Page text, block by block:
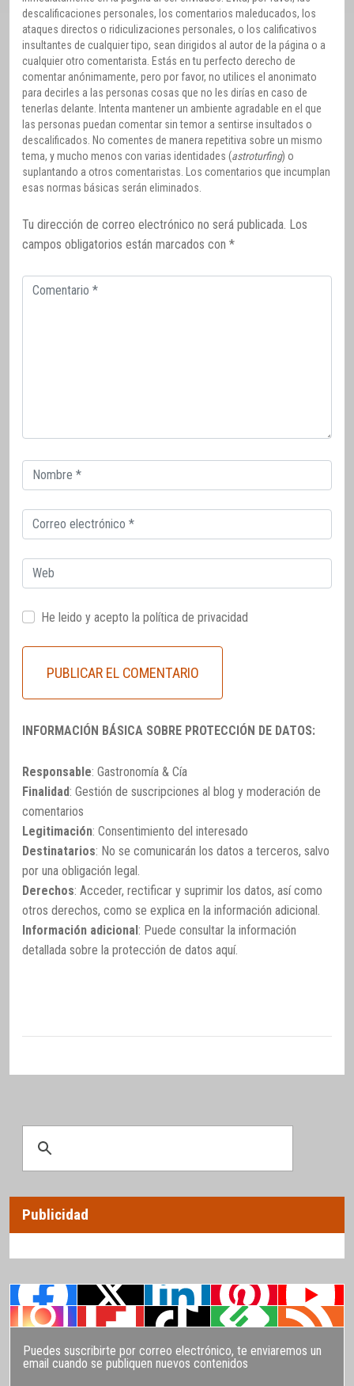
descalificaciones personales, los comentarios maleducados, los
ataques directos o ridiculizaciones personales, o los calificativos
insultantes de cualquier tipo, sean dirigidos al autor de la página o a
cualquier otro comentarista. Estás en tu perfecto derecho de
comentar anónimamente, pero por favor, no utilices el anonimato
para decirles a las personas cosas que no les dirías en caso de
tenerlas delante. Intenta mantener un ambiente agradable en el que
las personas puedan comentar sin temor a sentirse insultados o
descalificados. No comentes de manera repetitiva sobre un mismo
tema, y mucho menos con varias identidades (astroturfing) o
suplantando a otros comentaristas. Los comentarios que incumplan
esas normas básicas serán eliminados.
Tu dirección de correo electrónico no será publicada. Los
campos obligatorios están marcados con *
Comentario
Correo
electrónico
Correo
electrónico
Web
He leido y acepto la política de privacidad
INFORMACIÓN BÁSICA SOBRE PROTECCIÓN DE DATOS:
Responsable: Gastronomía & Cía
Finalidad: Gestión de suscripciones al blog y moderación de
comentarios
Legitimación: Consentimiento del interesado
Destinatarios: No se comunicarán los datos a terceros, salvo
por una obligación legal.
Derechos: Acceder, rectificar y suprimir los datos, así como
otros derechos, como se explica en la información adicional.
Información adicional: Puede consultar la información
detallada sobre la protección de datos aquí.
Publicidad
Puedes suscribirte por correo electrónico, te enviaremos un
email cuando se publiquen nuevos contenidos